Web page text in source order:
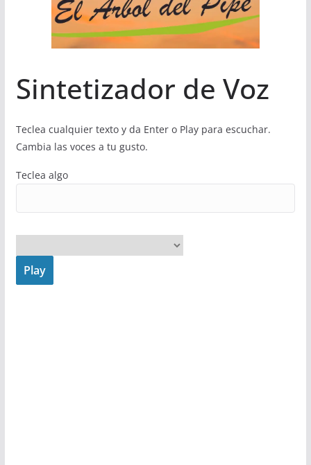
Sintetizador de Voz
Teclea cualquier texto y da Enter o Play para escuchar.
Cambia las voces a tu gusto.
Teclea algo
Play